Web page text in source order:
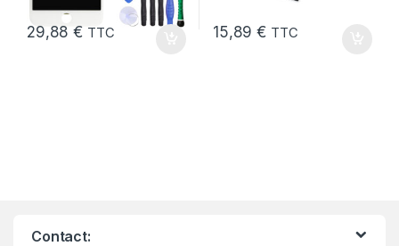
29,88€ TTC 15,89€ TTC
Contact: